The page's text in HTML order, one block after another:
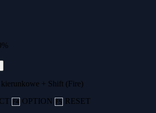
kierunkowe + Shift (Fire)
F4 OPTION F5 RESET